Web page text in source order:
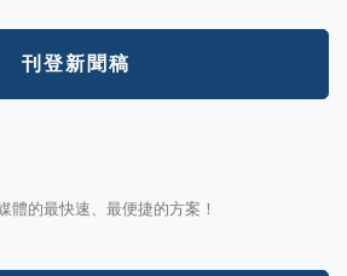
刊登新聞稿
體的最快速、最便捷的方案！